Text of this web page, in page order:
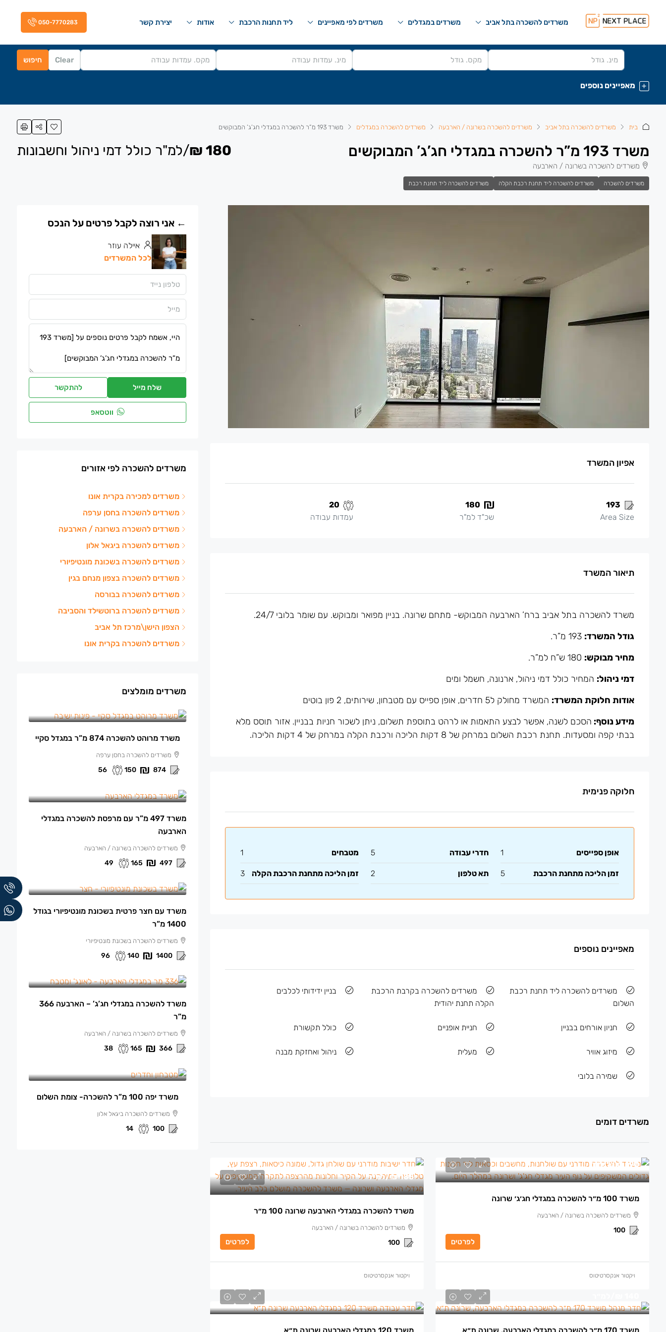
משרדים להשכרה בתל אביב משרדים במגדלים משרדים לפי מאפיינים ליד תחנות הרכבת אודות יצירת קשר 050-7770283
Clear חיפוש
מאפיינים נוספים
בית משרדים להשכרה בתל אביב משרדים להשכרה בשרונה / הארבעה משרדים להשכרה במגדלים משרד 193 מ”ר להשכרה במגדלי חג’ג’ המבוקשים
משרד 193 מ”ר להשכרה במגדלי חג’ג’ המבוקשים
משרדים להשכרה בשרונה / הארבעה
משרדים להשכרה משרדים להשכרה ליד תחנת רכבת הקלה משרדים להשכרה ליד תחנת רכבת
180 ₪ /למ"ר כולל דמי ניהול וחשבונות
אפיון המשרד
193
Area Size
180
שכ"ד למ"ר
20
עמדות עבודה
תיאור המשרד
משרד להשכרה בתל אביב ברח’ הארבעה המבוקש- מתחם שרונה. בניין מפואר ומבוקש. עם שומר בלובי 24/7.
גודל המשרד:
מחיר מבוקש:
דמי ניהול: המחיר כולל דמי ניהול, ארנונה, חשמל ומים
אודות חלוקת המשרד: המשרד מחולק ל5 חדרים, אופן ספייס עם מטבחון, שירותים, 2 פון בוטים
מידע נוסף: הסכם לשנה, אפשר לבצע התאמות או לרהט בתוספת תשלום, ניתן לשכור חניות בבניין. אזור תוסס מלא
בבתי קפה ומסעדות. תחנת רכבת השלום במרחק של 8 דקות הליכה ורכבת הקלה במרחק של 4 דקות הליכה.
חלוקה פנימית
אופן ספייסים 1 חדרי עבודה 5 מטבחים 1
זמן הליכה מתחנת הרכבת 5 תא טלפון 2 זמן הליכה מתחנת הרכבת הקלה 3
מאפיינים נוספים
משרדים להשכרה ליד תחנת רכבת
השלום
משרדים להשכרה בקרבת הרכבת
הקלה תחנת יהודית
בניין ידידותי לכלבים
חניון אורחים בבניין חניית אופניים כולל תקשורת
מיזוג אוויר מעלית ניהול ואחזקת מבנה
שמירה בלובי
משרדים דומים
190 ₪ /למ״ר
משרד 100 מ״ר להשכרה במגדלי חג׳ג׳ שרונה
משרדים להשכרה בשרונה / הארבעה
100
לפרטים
ויקטור אנקסרטיטוס
185 ₪ /למ״ר
משרד להשכרה במגדלי הארבעה שרונה 100 מ״ר
משרדים להשכרה בשרונה / הארבעה
100 לפרטים
ויקטור אנקסרטיטוס
איילה עוזר
לכל המשרדים
שלח מייל להתקשר
ווטסאפ
משרדים להשכרה לפי אזורים
משרדים למכירה בקרית אונו
משרדים להשכרה בחסן ערפה
משרדים להשכרה בשרונה / הארבעה
משרדים להשכרה ביגאל אלון
משרדים להשכרה בשכונת מונטיפיורי
משרדים להשכרה בצפון מנחם בגין
משרדים להשכרה בבורסה
משרדים להשכרה ברוטשילד והסביבה
הצפון הישן\מרכז תל אביב
משרדים להשכרה בקרית אונו
משרדים מומלצים
משרד מרוהט להשכרה 874 מ”ר במגדל סקיי
משרדים להשכרה בחסן ערפה
874
150
56
משרד 497 מ”ר עם מרפסת להשכרה במגדלי
הארבעה
משרדים להשכרה בשרונה / הארבעה
497
165
49
משרד עם חצר פרטית בשכונת מונטיפיורי בגודל
1400 מ”ר
משרדים להשכרה בשכונת מונטיפיורי
1400
140
96
משרד להשכרה במגדלי חג’ג’ – הארבעה 366
מ”ר
משרדים להשכרה בשרונה / הארבעה
366
165
38
משרד יפה 100 מ”ר להשכרה- צומת השלום
משרדים להשכרה ביגאל אלון
100
14